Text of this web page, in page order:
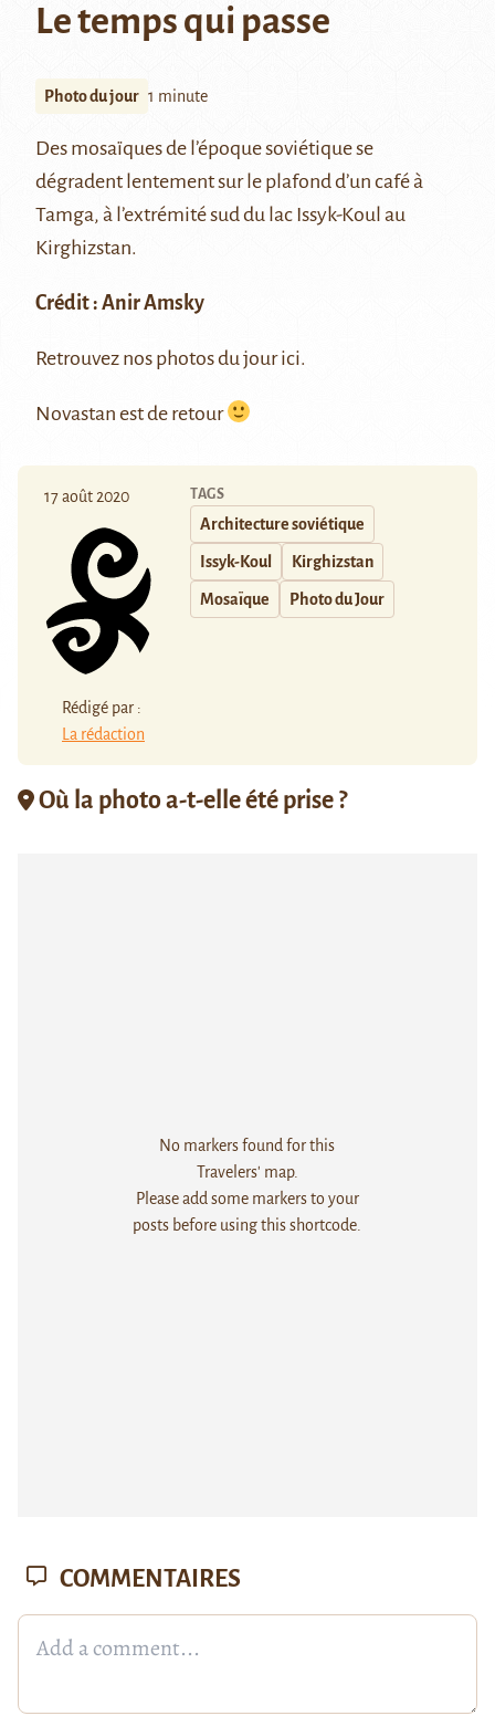
Le temps qui passe
Photo du jour 1 minute
Des mosaïques de l’époque soviétique se
dégradent lentement sur le plafond d’un café à
Tamga, à l’extrémité sud du lac Issyk-Koul au
Kirghizstan.
Crédit : Anir Amsky
Retrouvez nos photos du jourici.
Novastan est de retour
17 août 2020
Rédigé par :
La rédaction
TAGS
Architecture soviétique
Issyk-Koul Kirghizstan
Mosaïque Photo du Jour
Où la photo a-t-elle été prise ?
No markers found for this
Travelers' map.
Please add some markers to your
posts before using this shortcode.
COMMENTAIRES